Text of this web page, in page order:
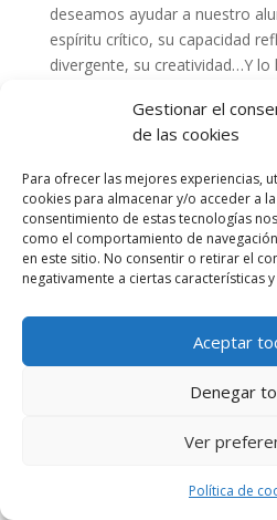
Gestionar el
de las cookies
Para ofrecer las mejores experiencias,
cookies para almacenar y/o acceder a
consentimiento de estas tecnologías
como el comportamiento de
en este sitio. No consentir o retirar el
negativamente a ciertas características
Aceptar
Denegar
Ver
Política de
deseamos ayudar a nuestro
espíritu crítico, su capacidad
divergente, su creatividad…Y lo
diálogo…El proyecto consta de
actividades mensuales para
lado, una propuesta para
familia.
En esta web encontrarás los
trabajar la propuesta familiar,
Aviso